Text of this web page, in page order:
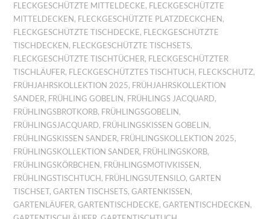
FLECKGESCHÜTZTE MITTELDECKE, FLECKGESCHÜTZTE
MITTELDECKEN , FLECKGESCHÜTZTE PLATZDECKCHEN ,
FLECKGESCHÜTZTE TISCHDECKE, FLECKGESCHÜTZTE
TISCHDECKEN , FLECKGESCHÜTZTE TISCHSETS,
FLECKGESCHÜTZTE TISCHTÜCHER, FLECKGESCHÜTZTER
TISCHLÄUFER, FLECKGESCHÜTZTES TISCHTUCH , FLECKSCHUTZ,
FRÜHJAHRSKOLLEKTION 2025, FRÜHJAHRSKOLLEKTION
SANDER, FRÜHLING GOBELIN , FRÜHLINGS JACQUARD,
FRÜHLINGSBROTKORB, FRÜHLINGSGOBELIN ,
FRÜHLINGSJACQUARD, FRÜHLINGSKISSEN GOBELIN ,
FRÜHLINGSKISSEN SANDER, FRÜHLINGSKOLLEKTION 2025,
FRÜHLINGSKOLLEKTION SANDER, FRÜHLINGSKORB,
FRÜHLINGSKÖRBCHEN , FRÜHLINGSMOTIVKISSEN ,
FRÜHLINGSTISCHTUCH , FRÜHLINGSUTENSILO,GARTEN
TISCHSET,GARTEN TISCHSETS,GARTENKISSEN ,
GARTENLÄUFER,GARTENTISCHDECKE,GARTENTISCHDECKEN ,